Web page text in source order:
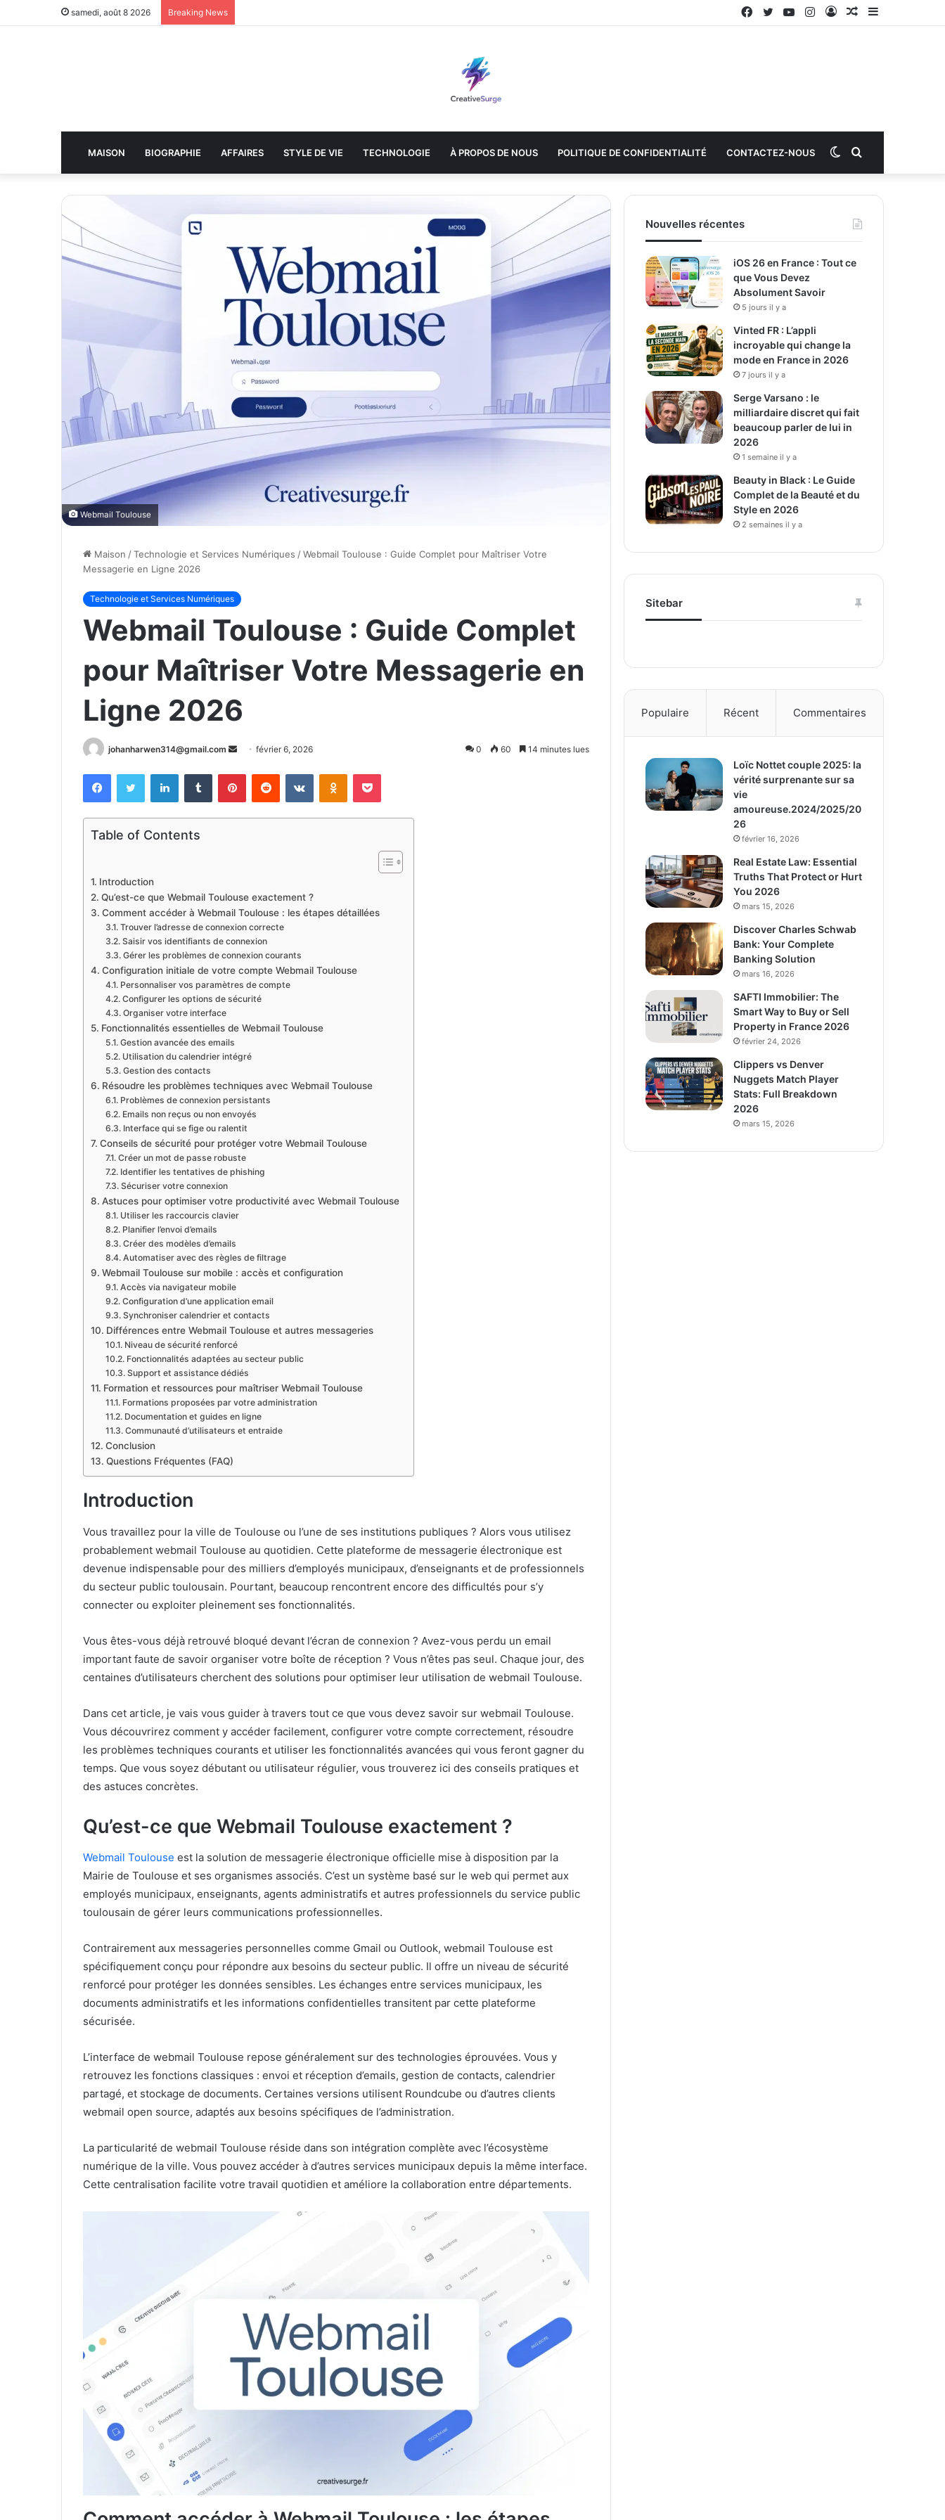
samedi, août 8 2026 Breaking News
Sidebar
Article
Connexion
Instagram
YouTube
Twitter
Facebook
MAISON BIOGRAPHIE AFFAIRES STYLE DE VIE TECHNOLOGIE À PROPOS DE NOUS POLITIQUE DE CONFIDENTIALITÉ CONTACTEZ-NOUS Rechercher
Switch
skin
Webmail Toulouse
Maison /Technologie et Services Numériques /Webmail Toulouse : Guide Complet pour Maîtriser Votre
Messagerie en Ligne 2026
Technologie et Services Numériques
Webmail Toulouse : Guide Complet
pour Maîtriser Votre Messagerie en
Ligne 2026
johanharwen314@gmail.com
Envoyer
courriel
février 6, 2026 0 60 14 minutes lues
FacebookTwitter LinkedinTumblr PinterestReddit VKontakteOdnoklassniki
Pocket
Table of Contents
Introduction
Qu’est-ce que Webmail Toulouse exactement ?
Comment accéder à Webmail Toulouse : les étapes détaillées
Trouver l’adresse de connexion correcte
Saisir vos identifiants de connexion
Gérer les problèmes de connexion courants
Configuration initiale de votre compte Webmail Toulouse
Personnaliser vos paramètres de compte
Configurer les options de sécurité
Organiser votre interface
Fonctionnalités essentielles de Webmail Toulouse
Gestion avancée des emails
Utilisation du calendrier intégré
Gestion des contacts
Résoudre les problèmes techniques avec Webmail Toulouse
Problèmes de connexion persistants
Emails non reçus ou non envoyés
Interface qui se fige ou ralentit
Conseils de sécurité pour protéger votre Webmail Toulouse
Créer un mot de passe robuste
Identifier les tentatives de phishing
Sécuriser votre connexion
Astuces pour optimiser votre productivité avec Webmail Toulouse
Utiliser les raccourcis clavier
Planifier l’envoi d’emails
Créer des modèles d’emails
Automatiser avec des règles de filtrage
Webmail Toulouse sur mobile : accès et configuration
Accès via navigateur mobile
Configuration d’une application email
Synchroniser calendrier et contacts
Différences entre Webmail Toulouse et autres messageries
Niveau de sécurité renforcé
Fonctionnalités adaptées au secteur public
Support et assistance dédiés
Formation et ressources pour maîtriser Webmail Toulouse
Formations proposées par votre administration
Documentation et guides en ligne
Communauté d’utilisateurs et entraide
Conclusion
Questions Fréquentes (FAQ)
Introduction
Vous travaillez pour la ville de Toulouse ou l’une de ses institutions publiques ? Alors vous utilisez
probablement webmail Toulouse au quotidien. Cette plateforme de messagerie électronique est
devenue indispensable pour des milliers d’employés municipaux, d’enseignants et de professionnels
du secteur public toulousain. Pourtant, beaucoup rencontrent encore des difficultés pour s’y
connecter ou exploiter pleinement ses fonctionnalités.
Vous êtes-vous déjà retrouvé bloqué devant l’écran de connexion ? Avez-vous perdu un email
important faute de savoir organiser votre boîte de réception ? Vous n’êtes pas seul. Chaque jour, des
centaines d’utilisateurs cherchent des solutions pour optimiser leur utilisation de webmail Toulouse.
Dans cet article, je vais vous guider à travers tout ce que vous devez savoir sur webmail Toulouse.
Vous découvrirez comment y accéder facilement, configurer votre compte correctement, résoudre
les problèmes techniques courants et utiliser les fonctionnalités avancées qui vous feront gagner du
temps. Que vous soyez débutant ou utilisateur régulier, vous trouverez ici des conseils pratiques et
des astuces concrètes.
Qu’est-ce que Webmail Toulouse exactement ?
Webmail Toulouse est la solution de messagerie électronique officielle mise à disposition par la
Mairie de Toulouse et ses organismes associés. C’est un système basé sur le web qui permet aux
employés municipaux, enseignants, agents administratifs et autres professionnels du service public
toulousain de gérer leurs communications professionnelles.
Contrairement aux messageries personnelles comme Gmail ou Outlook, webmail Toulouse est
spécifiquement conçu pour répondre aux besoins du secteur public. Il offre un niveau de sécurité
renforcé pour protéger les données sensibles. Les échanges entre services municipaux, les
documents administratifs et les informations confidentielles transitent par cette plateforme
sécurisée.
L’interface de webmail Toulouse repose généralement sur des technologies éprouvées. Vous y
retrouvez les fonctions classiques : envoi et réception d’emails, gestion de contacts, calendrier
partagé, et stockage de documents. Certaines versions utilisent Roundcube ou d’autres clients
webmail open source, adaptés aux besoins spécifiques de l’administration.
La particularité de webmail Toulouse réside dans son intégration complète avec l’écosystème
numérique de la ville. Vous pouvez accéder à d’autres services municipaux depuis la même interface.
Cette centralisation facilite votre travail quotidien et améliore la collaboration entre départements.
Nouvelles récentes
iOS 26 en France : Tout ce
que Vous Devez
Absolument Savoir
5 jours il y a
Vinted FR : L’appli
incroyable qui change la
mode en France in 2026
7 jours il y a
Serge Varsano : le
milliardaire discret qui fait
beaucoup parler de lui in
2026
1 semaine il y a
Beauty in Black : Le Guide
Complet de la Beauté et du
Style en 2026
2 semaines il y a
Sitebar
Populaire Récent Commentaires
Loïc Nottet couple 2025: la
vérité surprenante sur sa
vie
amoureuse.2024/2025/20
26
février 16, 2026
Real Estate Law: Essential
Truths That Protect or Hurt
You 2026
mars 15, 2026
Discover Charles Schwab
Bank: Your Complete
Banking Solution
mars 16, 2026
SAFTI Immobilier: The
Smart Way to Buy or Sell
Property in France 2026
février 24, 2026
Clippers vs Denver
Nuggets Match Player
Stats: Full Breakdown
2026
mars 15, 2026